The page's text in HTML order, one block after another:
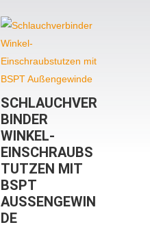
SCHLAUCHVER
BINDER
WINKEL-
EINSCHRAUBS
TUTZEN MIT
BSPT
AUSSENGEWIND
E